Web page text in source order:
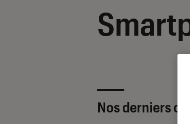
Nos derniers